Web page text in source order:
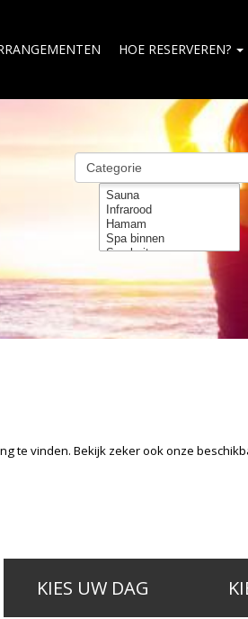
HOE RESERVEREN?
te vinden. Bekijk zeker ook onze
KIES UW DAG